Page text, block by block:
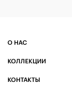
О НАС
КОЛЛЕКЦИИ
КОНТАКТЫ